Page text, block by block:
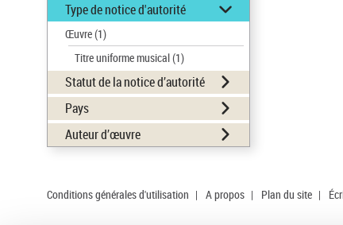
Type de notice d'autorité
Œuvre(1)
Titre uniforme musical(1)
Statut de la notice d’autorité
Pays
Auteur d’œuvre
Conditions générales d'utilisation | A propos | Plan du site |